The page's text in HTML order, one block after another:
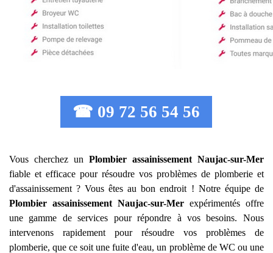
☎ 09 72 56 54 56
Vous cherchez un Plombier assainissement Naujac-sur-Mer
fiable et efficace pour résoudre vos problèmes de plomberie et
d'assainissement ? Vous êtes au bon endroit ! Notre équipe de
Plombier assainissement Naujac-sur-Merexpérimentés offre
une gamme de services pour répondre à vos besoins. Nous
intervenons rapidement pour résoudre vos problèmes de
plomberie, que ce soit une fuite d'eau, un problème de WC ou une